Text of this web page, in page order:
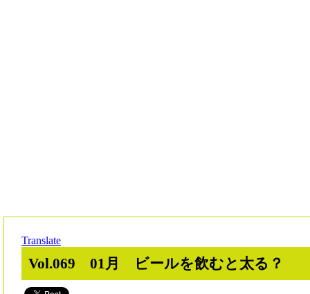
Translate
Vol.069 01月 ビールを飲むと太る？